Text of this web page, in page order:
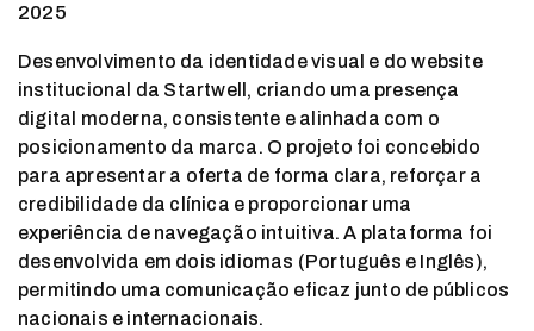
2025
Desenvolvimento da identidade visual e do website
institucional da Startwell, criando uma presença
digital moderna, consistente e alinhada com o
posicionamento da marca. O projeto foi concebido
para apresentar a oferta de forma clara, reforçar a
credibilidade da clínica e proporcionar uma
experiência de navegação intuitiva. A plataforma foi
desenvolvida em dois idiomas (Português e Inglês),
permitindo uma comunicação eficaz junto de públicos
nacionais e internacionais.